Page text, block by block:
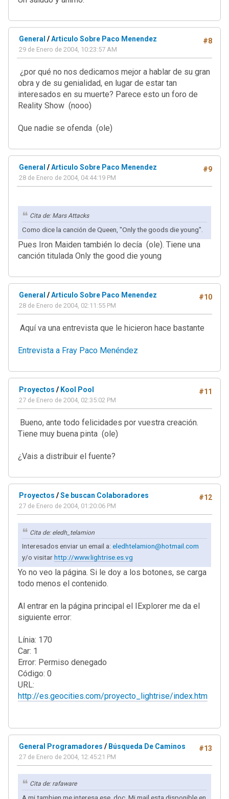
#8
General /Articulo Sobre Paco Menendez
29 de Enero de 2004, 10:23:57 AM
¿por qué no nos dedicamos mejor a hablar de su gran
obra y de su genialidad, en lugar de estar tan
interesados en su muerte? Parece esto un foro de
Reality Show (nooo)
Que nadie se ofenda (ole)
#9
General /Articulo Sobre Paco Menendez
28 de Enero de 2004, 04:44:19 PM
Cita de: Mars Attacks
Como dice la canción de Queen, "Only the goods die young".
Pues Iron Maiden también lo decía (ole). Tiene una
canción titulada Only the good die young
#10
General /Articulo Sobre Paco Menendez
28 de Enero de 2004, 02:11:55 PM
Aquí va una entrevista que le hicieron hace bastante
Entrevista a Fray Paco Menéndez
#11
Proyectos / Kool Pool
27 de Enero de 2004, 02:35:02 PM
Bueno, ante todo felicidades por vuestra creación.
Tiene muy buena pinta (ole)
¿Vais a distribuir el fuente?
#12
Proyectos /Se buscan Colaboradores
27 de Enero de 2004, 01:20:06 PM
Cita de: eledh_telamion
Interesados enviar un email a: eledhtelamion@hotmail.com
y/o visitarhttp://www.lightrise.es.vg
Yo no veo la página. Si le doy a los botones, se carga
todo menos el contenido.
Al entrar en la página principal el IExplorer me da el
siguiente error:
Línia: 170
Car: 1
Error: Permiso denegado
Código: 0
URL:
http://es.geocities.com/proyecto_lightrise/index.htm
#13
General Programadores / Búsqueda De Caminos
27 de Enero de 2004, 12:45:21 PM
Cita de: rafaware